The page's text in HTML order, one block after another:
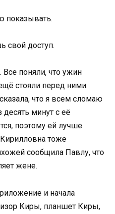
показывать.
свой доступ.
Все поняли, что ужин
стояли перед ними.
что я всем сломаю
десять минут с её
поэтому ей лучше
тоже
сообщила Павлу, что
жене.
и начала
Киры, планшет Киры,